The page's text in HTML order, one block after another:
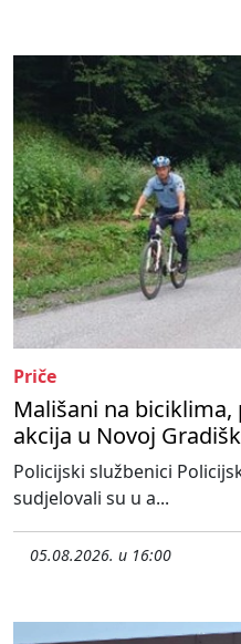
Priče
Mališani na biciklima,
akcija u Novoj
Policijski službenici
sudjelovali su u a...
05.08.2026. u 16:00